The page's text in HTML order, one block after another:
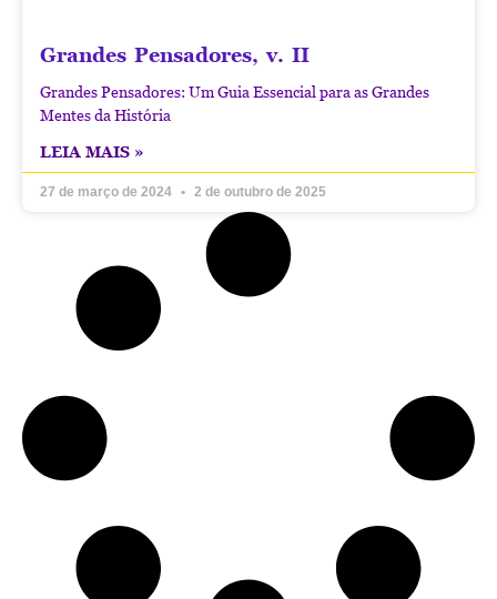
Grandes Pensadores, v. II
Grandes Pensadores: Um Guia Essencial para as Grandes
Mentes da História
LEIA MAIS »
27 de março de 2024 2 de outubro de 2025